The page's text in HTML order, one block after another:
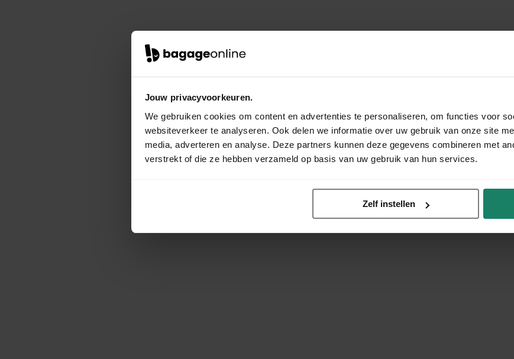
Jouw privacyvoorkeuren.
We gebruiken cookies om content en advertenties te personaliseren, om functies voor
websiteverkeer te analyseren. Ook delen we informatie over uw gebruik van onze site
media, adverteren en analyse. Deze partners kunnen deze gegevens combineren met
verstrekt of die ze hebben verzameld op basis van uw gebruik van hun services.
Zelf instellen